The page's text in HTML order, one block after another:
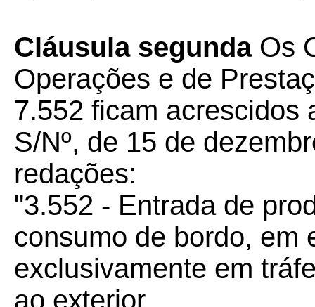
Cláusula segundaOs
Operações e de
7.552 ficam acrescidos
S/Nº, de 15 de
redações:
"3.552 - Entrada de
consumo de bordo, em
exclusivamente em
ao exterior